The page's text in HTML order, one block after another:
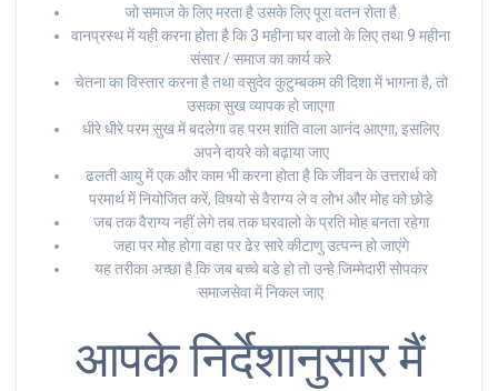
जो समाज के लिए मरता है उसके लिए पूरा वतन रोता है
वानप्रस्थ में यही करना होता है कि 3 महीना घर वालो के लिए तथा 9 महीना
संसार / समाज का कार्य करे
चेतना का विस्तार करना है तथा वसुदेव कुटुम्बकम की दिशा में भागना है, तो
उसका सुख व्यापक हो जाएगा
धीरे धीरे परम सुख में बदलेगा वह परम शांति वाला आनंद आएगा, इसलिए
अपने दायरे को बढ़ाया जाए
ढलती आयु में एक और काम भी करना होता है कि जीवन के उत्तरार्थ को
परमार्थ में नियोजित करें, विषयो से वैराग्य ले व लोभ और मोह को छोडे
जब तक वैराग्य नहीं लेगे तब तक घरवालो के प्रति मोह बनता रहेगा
जहा पर मोह होगा वहा पर ढेर सारे कीटाणु उत्पन्न हो जाएंगे
यह तरीका अच्छा है कि जब बच्चे बडे हो तो उन्हे जिम्मेदारी सोपकर
समाजसेवा में निकल जाए
आपके निर्देशानुसार मैं